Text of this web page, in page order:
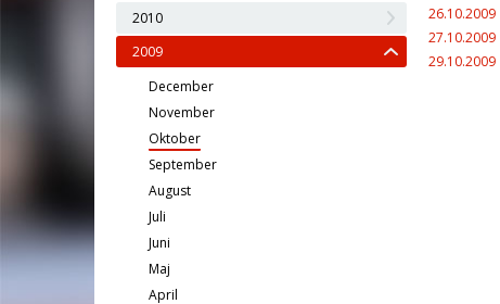
2010
2009
December
November
Oktober
September
August
Juli
Juni
Maj
April
26.10.2009
27.10.2009
29.10.2009